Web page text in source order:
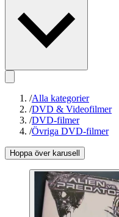
/Alla kategorier
/DVD & Videofilmer
/DVD-filmer
/Övriga DVD-filmer
Hoppa över karusell